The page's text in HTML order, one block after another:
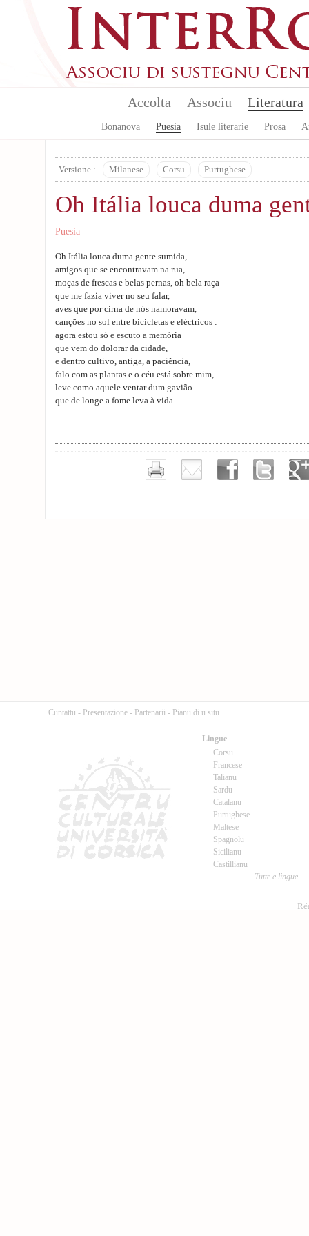
Accolta Associu Literatura
Bonanova Puesia Isule literarie Prosa
Versione : Milanese Corsu Purtughese
Oh Itália louca duma
Puesia
Oh Itália louca duma gente sumida,
amigos que se encontravam na rua,
moças de frescas e belas pernas, oh bela raça
que me fazia viver no seu falar,
aves que por cirna de nós namoravam,
canções no sol entre bicicletas e eléctricos :
agora estou só e escuto a memória
que vem do dolorar da cidade,
e dentro cultivo, antiga, a paciência,
falo com as plantas e o céu está sobre mim,
leve como aquele ventar dum gavião
que de longe a fome leva à vida.
Cuntattu - Presentazione - Partenarii - Pianu di u situ
Lingue
Corsu
Francese
Talianu
Sardu
Catalanu
Purtughese
Maltese
Spagnolu
Sicilianu
Castillianu
Tutte e lingue